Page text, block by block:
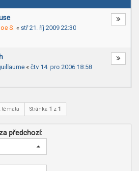
S. « stř 21. říj 2009 22:30
« čtv 14. pro 2006 18:58
témata Stránka 1 z 1
předchozí: